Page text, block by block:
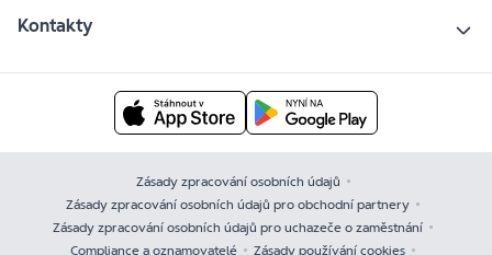
Kontakty
Zásady zpracování osobních údajů
Zásady zpracování osobních údajů pro obchodní partnery
Zásady zpracování osobních údajů pro uchazeče o zaměstnání
Compliance a oznamovatelé
Zásady používání cookies